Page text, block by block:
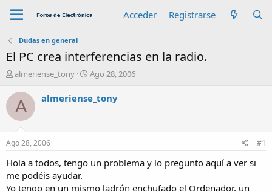
Acceder Registrarse
Dudas en general
El PC crea interferencias en la radio.
A
t
o
almeriense_tony
F
c
h
n
Ago 28, 2006
A almeriense_tony
Ago 28, 2006 #1
Hola a todos, tengo un problema y lo pregunto aquí a ver si
me podéis ayudar.
Yo tengo en un mismo ladrón enchufado el Ordenador, un